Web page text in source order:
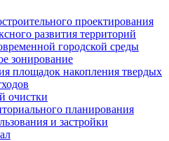
проектирования
развития территорий
городской среды
зонирование
площадок накопления твердых
очистки
планирования
и застройки